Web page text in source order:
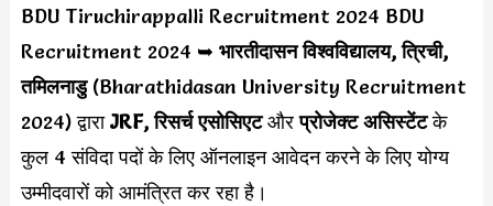
BDU Tiruchirappalli Recruitment 2024 BDU
Recruitment 2024 ➥ भारतीदासन विश्वविद्यालय, त्रिची,
तमिलनाडु (Bharathidasan University Recruitment
2024) द्वाराJRF, रिसर्च एसोसिएटऔरप्रोजेक्ट असिस्टेंटके
कुल 4 संविदा पदों के लिए ऑनलाइन आवेदन करने के लिए योग्य
उम्मीदवारों को आमंत्रित कर रहा है।